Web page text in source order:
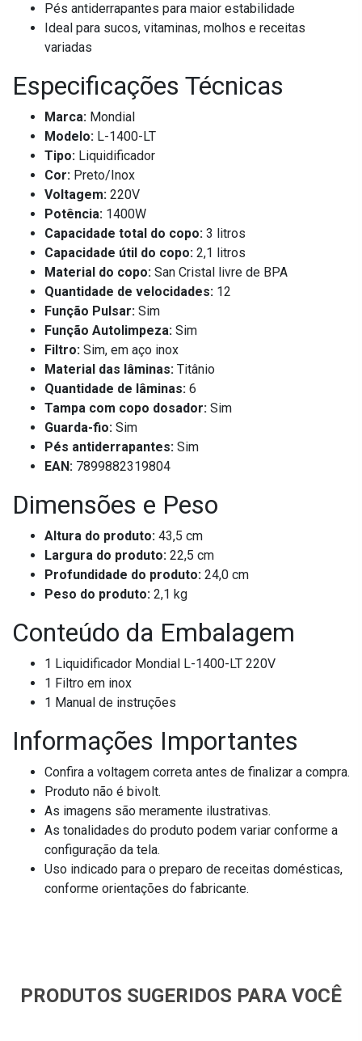
Pés antiderrapantes para maior estabilidade
Ideal para sucos, vitaminas, molhos e receitas
variadas
Especificações Técnicas
Marca: Mondial
Modelo: L-1400-LT
Tipo: Liquidificador
Cor: Preto/Inox
Voltagem: 220V
Potência: 1400W
Capacidade total do copo: 3 litros
Capacidade útil do copo: 2,1 litros
Material do copo: San Cristal livre de BPA
Quantidade de velocidades: 12
Função Pulsar: Sim
Função Autolimpeza: Sim
Filtro: Sim, em aço inox
Material das lâminas: Titânio
Quantidade de lâminas: 6
Tampa com copo dosador: Sim
Guarda-fio: Sim
Pés antiderrapantes: Sim
EAN: 7899882319804
Dimensões e Peso
Altura do produto: 43,5 cm
Largura do produto: 22,5 cm
Profundidade do produto: 24,0 cm
Peso do produto: 2,1 kg
Conteúdo da Embalagem
1 Liquidificador Mondial L-1400-LT 220V
1 Filtro em inox
1 Manual de instruções
Informações Importantes
Confira a voltagem correta antes de finalizar a compra.
Produto não é bivolt.
As imagens são meramente ilustrativas.
As tonalidades do produto podem variar conforme a
configuração da tela.
Uso indicado para o preparo de receitas domésticas,
conforme orientações do fabricante.
PRODUTOS SUGERIDOS PARA VOCÊ